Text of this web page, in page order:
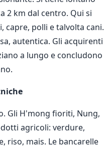
2 km dal centro. Qui si
capre, polli e talvolta cani.
autentica. Gli acquirenti
a lungo e concludono
Gli H'mong fioriti, Nung,
agricoli: verdure,
riso, mais. Le bancarelle